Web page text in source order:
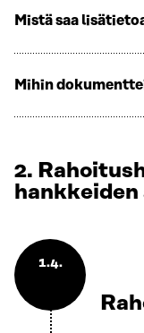
Mistä saa
Mihin
2.
1.4.